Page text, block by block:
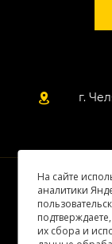
г.
На сайте
аналитики
их сбора и